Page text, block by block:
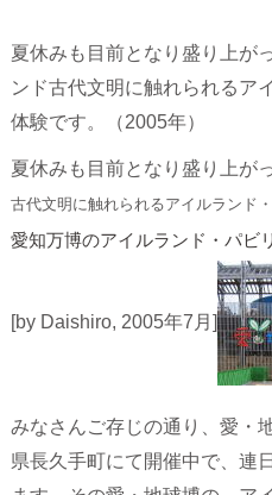
夏休みも目前となり盛り上が
ンド古代文明に触れられるア
体験です。（2005年）
夏休みも目前となり盛り上が
古代文明に触れられるアイルランド
愛知万博のアイルランド・パビ
[by Daishiro, 2005年7月]
みなさんご存じの通り、愛・
県長久手町にて開催中で、連